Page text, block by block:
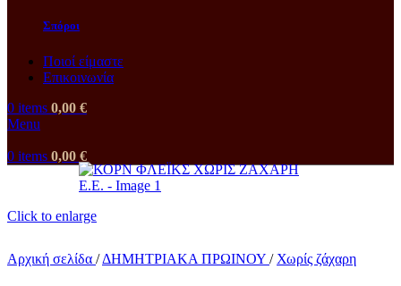
Σπόροι
Ποιοί είμαστε
Επικοινωνία
0 items 0,00 €
Menu
0 items 0,00 €
Click to enlarge
Αρχική σελίδα / ΔΗΜΗΤΡΙΑΚΑ ΠΡΩΙΝΟΥ / Χωρίς ζάχαρη